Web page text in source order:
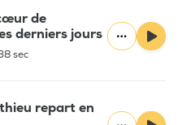
de
derniers jours
sec
repart en